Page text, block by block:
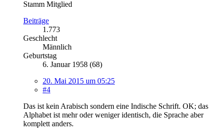
Stamm Mitglied
Beiträge
1.773
Geschlecht
Männlich
Geburtstag
6. Januar 1958 (68)
20. Mai 2015 um 05:25
#4
Das ist kein Arabisch sondern eine Indische Schrift. OK; das
Alphabet ist mehr oder weniger identisch, die Sprache aber
komplett anders.